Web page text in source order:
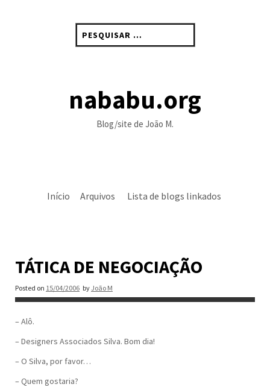
por:
nababu.org
Blog/site de João M.
Início Arquivos Lista de blogs linkados
TÁTICA DE NEGOCIAÇÃO
Posted on 15/04/2006 by João M
– Alô.
– Designers Associados Silva. Bom dia!
– O Silva, por favor…
– Quem gostaria?